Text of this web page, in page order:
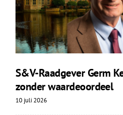
S&V-Raadgever Germ
zonder waardeoordeel
10 juli 2026